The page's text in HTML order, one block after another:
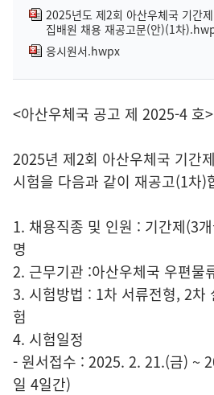
2025년도 제2회 아산우체국 기간
집배원 채용 재공고문(안)(1차
응시원서.hwpx
<아산우체국 공고 제 2025-4 호>
2025년 제2회 아산우체국 기간
시험을 다음과 같이 재공고(1차)
1. 채용직종 및 인원 : 기간제(3
명
2. 근무기관 :아산우체국 우편물
3. 시험방법 : 1차 서류전형, 2차
험
4. 시험일정
- 원서접수 : 2025. 2. 21.(금) ~
일 4일간)